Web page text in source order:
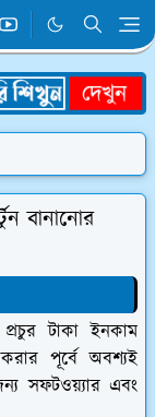
বানানোর
টাকা ইনকাম
পূর্বে অবশ্যই
সফটওয়্যার এবং